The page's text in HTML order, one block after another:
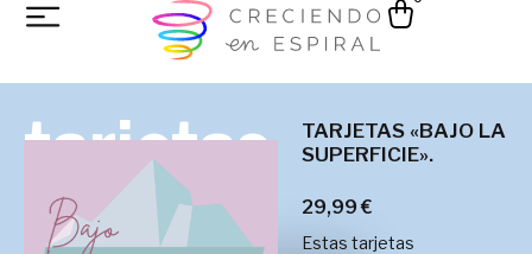
tarjetas
TARJETAS «BAJO LA
SUPERFICIE».
29,99€
Estas tarjetas